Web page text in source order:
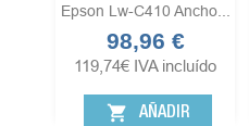
Epson Lw-C410 Ancho...
Precio
98,96 €
119,74€ IVA incluído
shopping_cart AÑADIR